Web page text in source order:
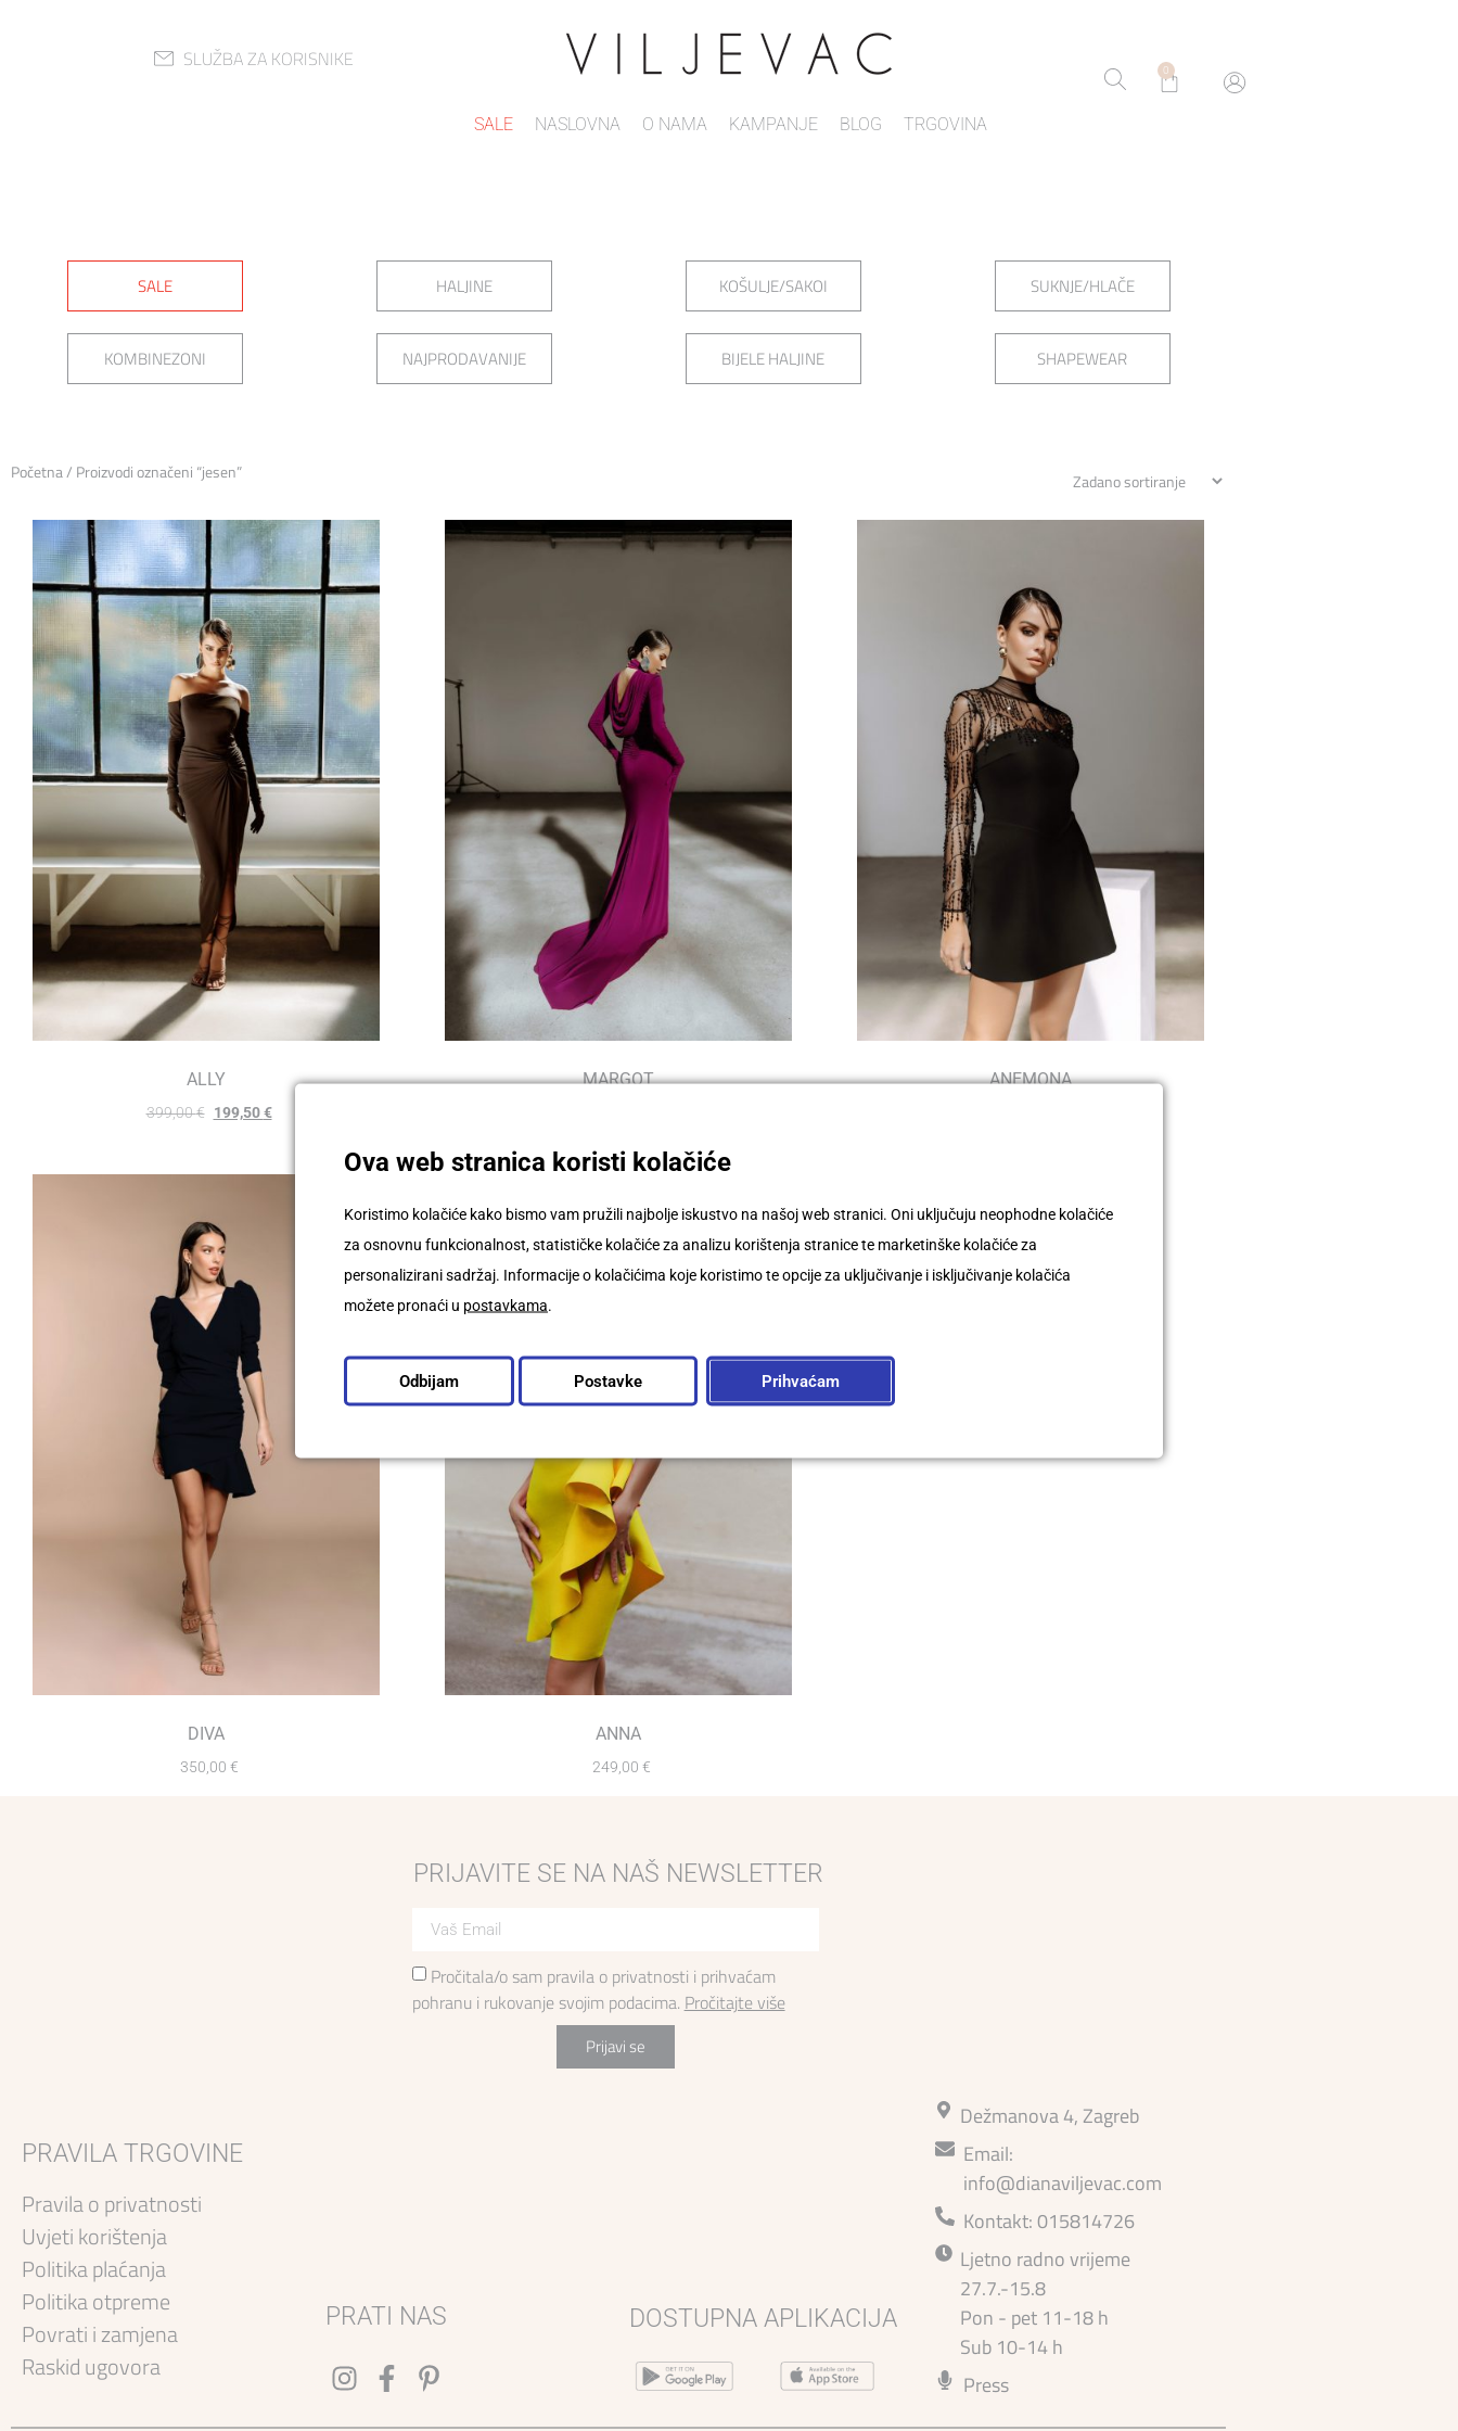
SLUŽBA ZA KORISNIKE
SALE NASLOVNA O NAMA KAMPANJE BLOG TRGOVINA
0
SALE HALJINE KOŠULJE/SAKOI SUKNJE/HLAČE
KOMBINEZONI NAJPRODAVANIJE BIJELE HALJINE SHAPEWEAR
Početna/ Proizvodi označeni “jesen”
ALLY
399,00€ 199,50€
MARGOT ANEMONA
DIVA
350,00 €
ANNA
249,00 €
PRIJAVITE SE NA NAŠ NEWSLETTER
Pročitala/o sam pravila o privatnosti i prihvaćam
pohranu i rukovanje svojim podacima. Pročitajte više
Prijavi se
PRAVILA TRGOVINE
Pravila o privatnosti
Uvjeti korištenja
Politika plaćanja
Politika otpreme
Povrati i zamjena
Raskid ugovora
PRATI NAS DOSTUPNA APLIKACIJA
Dežmanova 4, Zagreb
Email:
info@dianaviljevac.com
Kontakt: 015814726
Ljetno radno vrijeme
27.7.-15.8
Pon - pet 11-18 h
Sub 10-14 h
Press
Ova web stranica koristi kolačiće
Koristimo kolačiće kako bismo vam pružili najbolje iskustvo na našoj web stranici. Oni uključuju neophodne kolačiće
za osnovnu funkcionalnost, statističke kolačiće za analizu korištenja stranice te marketinške kolačiće za
personalizirani sadržaj. Informacije o kolačićima koje koristimo te opcije za uključivanje i isključivanje kolačića
možete pronaći u postavkama
Prihvaćam
Odbijam Postavke